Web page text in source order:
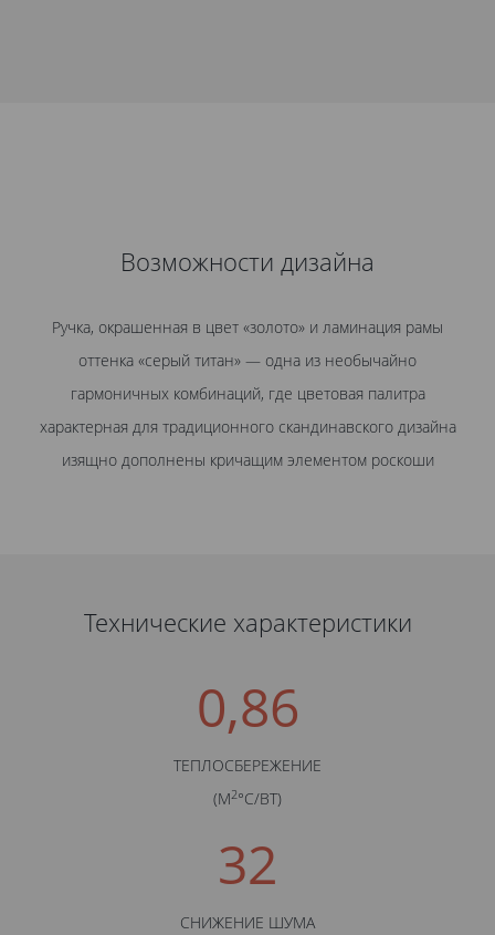
Возможности дизайна
Ручка, окрашенная в цвет «золото» и ламинация рамы
оттенка «серый титан» — одна из необычайно
гармоничных комбинаций, где цветовая палитра
характерная для традиционного скандинавского дизайна
изящно дополнены кричащим элементом роскоши
Технические характеристики
0,86
ТЕПЛОСБЕРЕЖЕНИЕ
(М2°С/BТ)
32
СНИЖЕНИЕ ШУМА